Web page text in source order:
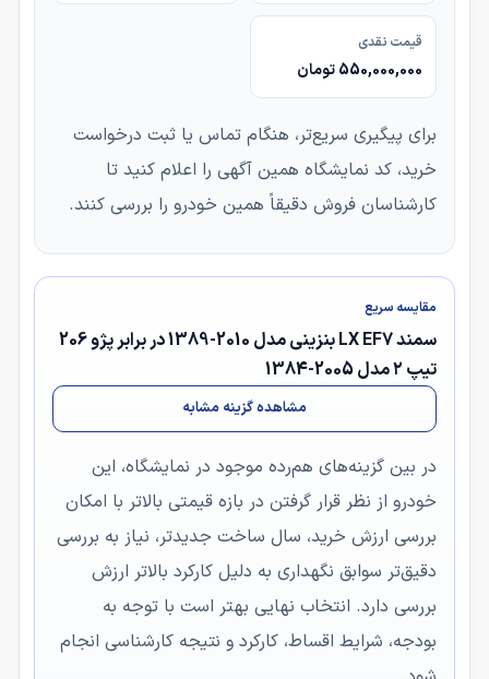
قیمت نقدی
550,000,000 تومان
برای پیگیری سریع‌تر، هنگام تماس یا ثبت درخواست
خرید، کد نمایشگاه همین آگهی را اعلام کنید تا
کارشناسان فروش دقیقاً همین خودرو را بررسی کنند.
مقایسه سریع
سمند LX EF7 بنزینی مدل 2010-1389 در برابر پژو 206
تیپ ۲ مدل 2005-1384
مشاهده گزینه مشابه
در بین گزینه‌های هم‌رده موجود در نمایشگاه، این
خودرو از نظر قرار گرفتن در بازه قیمتی بالاتر با امکان
بررسی ارزش خرید، سال ساخت جدیدتر، نیاز به بررسی
دقیق‌تر سوابق نگهداری به دلیل کارکرد بالاتر ارزش
بررسی دارد. انتخاب نهایی بهتر است با توجه به
بودجه، شرایط اقساط، کارکرد و نتیجه کارشناسی انجام